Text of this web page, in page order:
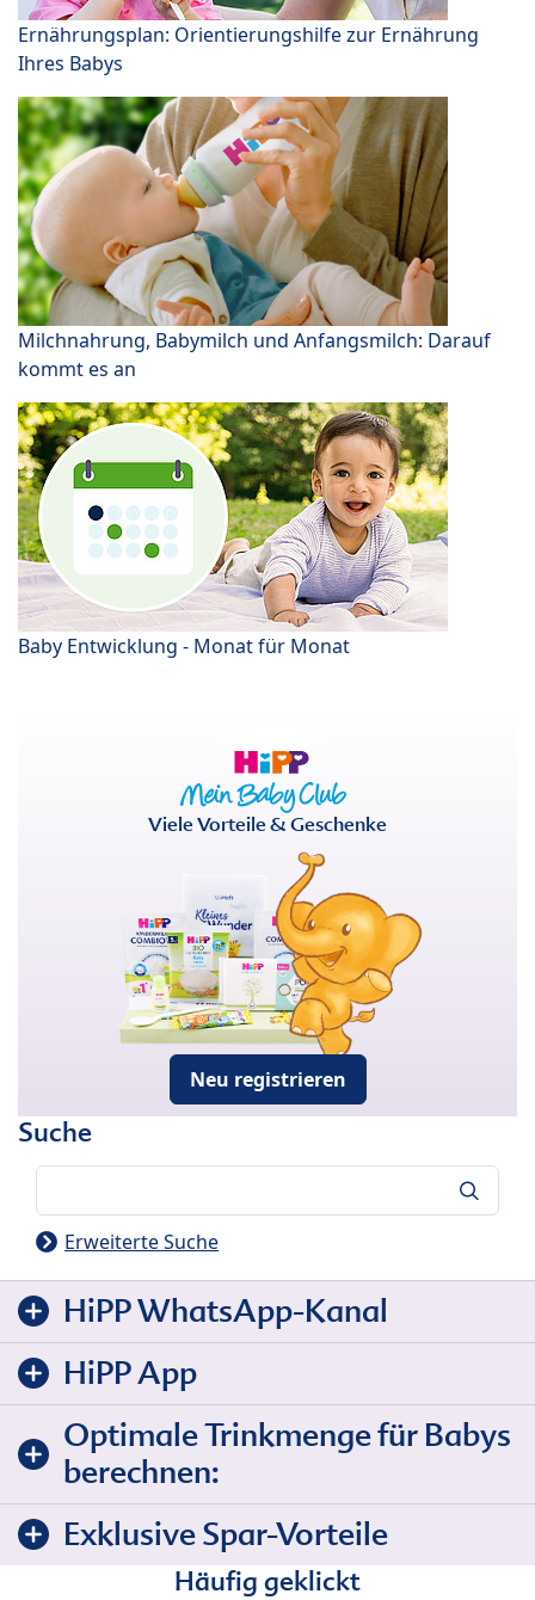
Ernährungsplan: Orientierungshilfe zur Ernährung
Ihres Babys
Milchnahrung, Babymilch und Anfangsmilch: Darauf
kommt es an
Baby Entwicklung - Monat für Monat
Viele Vorteile & Geschenke
Neu registrieren
Suche
Erweiterte Suche
HiPP WhatsApp-Kanal
HiPP App
Optimale Trinkmenge für Babys
berechnen:
Exklusive Spar-Vorteile
Häufig geklickt